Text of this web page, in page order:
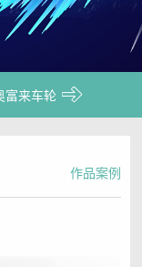
富来车轮
作品案例